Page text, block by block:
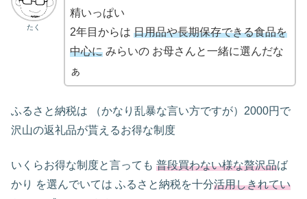
たく
精いっぱい
2年目からは 日用品や長期保存できる食品を
中心にみらいの お母さんと一緒に選んだな
ぁ
ふるさと納税は （かなり乱暴な言い方ですが）2000円で
沢山の返礼品が貰えるお得な制度
いくらお得な制度と言っても 普段買わない様な贅沢品ば
かり を選んでいては ふるさと納税を十分活用しきれてい